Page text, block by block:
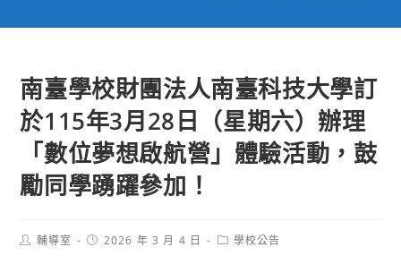
南臺學校財團法人南臺科技大學訂
於115年3月28日（星期六）辦理
「數位夢想啟航營」體驗活動，鼓
勵同學踴躍參加！
Post輔導室
Post2026 年 3 月 4 日
Post學校公告